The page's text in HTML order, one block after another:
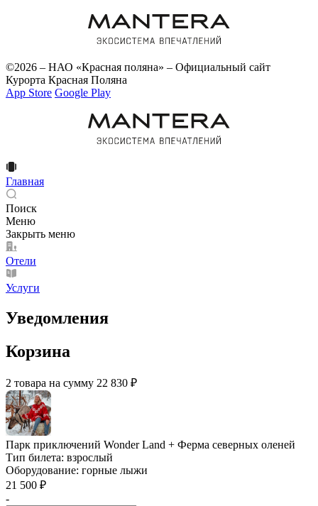
©2026 – НАО «Красная поляна» – Официальный сайт
Курорта Красная Поляна
App Store Google Play
Главная
Поиск
Меню
Закрыть меню
Отели
Услуги
Уведомления
Корзина
2 товара на сумму 22 830 ₽
Парк приключений Wonder Land + Ферма северных оленей
Тип билета: взрослый
Оборудование: горные лыжи
21 500 ₽
-